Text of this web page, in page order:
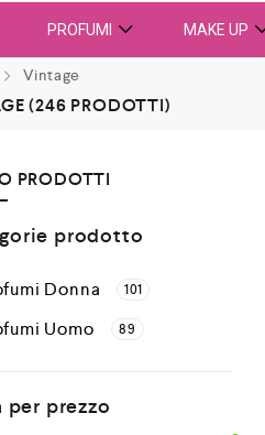
PROFUMI MAKE UP
Vintage
(246 PRODOTTI)
PRODOTTI
prodotto
Donna 101
Uomo 89
per prezzo